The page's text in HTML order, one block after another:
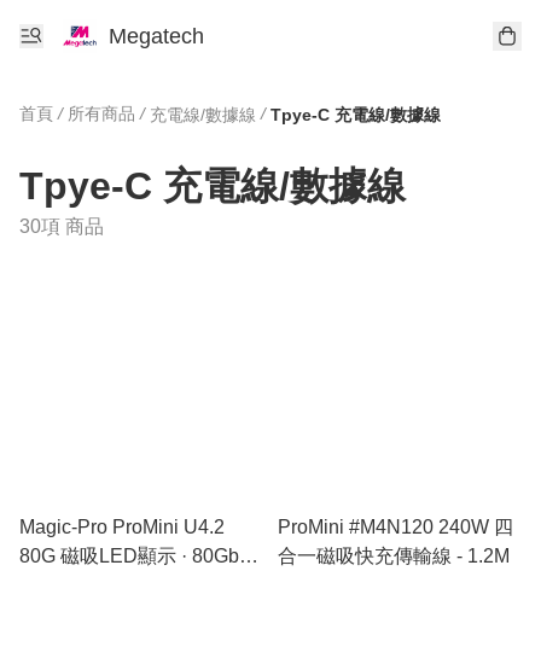
Megatech
首頁 / 所有商品 / 充電線/數據線 / Tpye-C 充電線/數據線
Tpye-C 充電線/數據線
30項 商品
Magic-Pro ProMini U4.2
80G 磁吸LED顯示 · 80Gbps
ProMini #M4N120 240W 四
合一磁吸快充傳輸線 - 1.2M